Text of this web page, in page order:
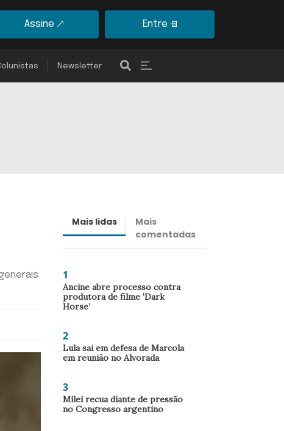
Assine Entre
Newsletter
Mais lidas
Mais
comentadas
1
Ancine abre processo contra
produtora de filme ‘Dark
Horse’
2
Lula sai em defesa de Marcola
em reunião no Alvorada
3
Milei recua diante de pressão
no Congresso argentino